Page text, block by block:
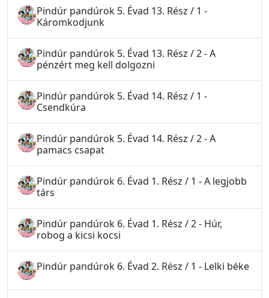
Pindúr pandúrok 5. Évad 13. Rész / 1 -
Káromkodjunk
Pindúr pandúrok 5. Évad 13. Rész / 2 - A
pénzért meg kell dolgozni
Pindúr pandúrok 5. Évad 14. Rész / 1 -
Csendkúra
Pindúr pandúrok 5. Évad 14. Rész / 2 - A
pamacs csapat
Pindúr pandúrok 6. Évad 1. Rész / 1 - A legjobb
társ
Pindúr pandúrok 6. Évad 1. Rész / 2 - Húr,
robog a kicsi kocsi
Pindúr pandúrok 6. Évad 2. Rész / 1 - Lelki béke